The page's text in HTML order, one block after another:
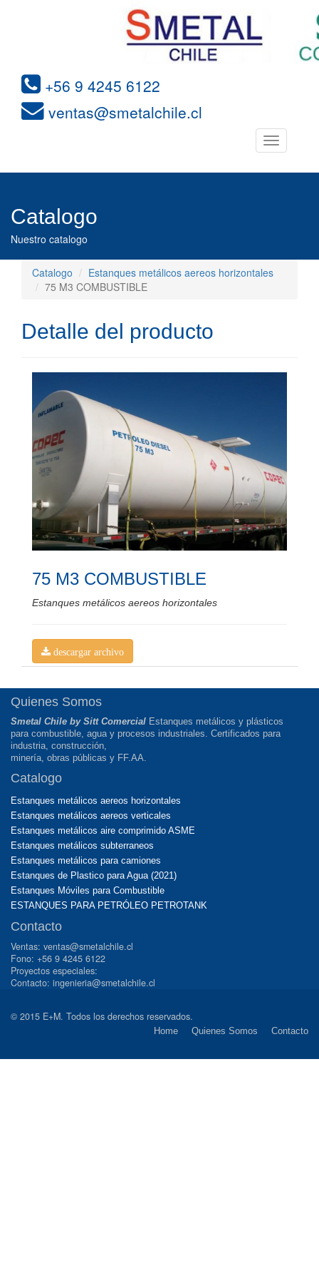
+56 9 4245 6122
ventas@smetalchile.cl
Toggle
navigation
Catalogo
Nuestro catalogo
Catalogo
Estanques metálicos aereos horizontales
75 M3 COMBUSTIBLE
Detalle del producto
75 M3 COMBUSTIBLE
Estanques metálicos aereos horizontales
descargar archivo
Quienes Somos
Smetal Chile by Sitt Comercial Estanques metálicos y plásticos
para combustible, agua y procesos industriales. Certificados para
industria, construcción,
minería, obras públicas y FF.AA.
Catalogo
Estanques metálicos aereos horizontales
Estanques metálicos aereos verticales
Estanques metálicos aire comprimido ASME
Estanques metálicos subterraneos
Estanques metálicos para camiones
Estanques de Plastico para Agua (2021)
Estanques Móviles para Combustible
ESTANQUES PARA PETRÓLEO PETROTANK
Contacto
Ventas: ventas@smetalchile.cl
Fono: +56 9 4245 6122
Proyectos especiales:
Contacto: ingenieria@smetalchile.cl
© 2015 E+M. Todos los derechos reservados.
Home Quienes Somos Contacto